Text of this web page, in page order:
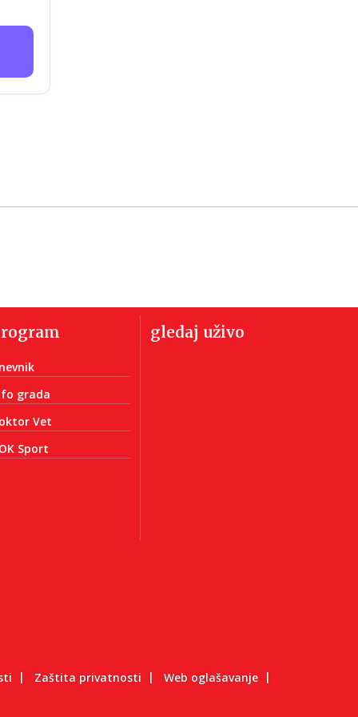
grada
Vet
Sport
gledaj uživo
Zaštita privatnosti Web oglašavanje